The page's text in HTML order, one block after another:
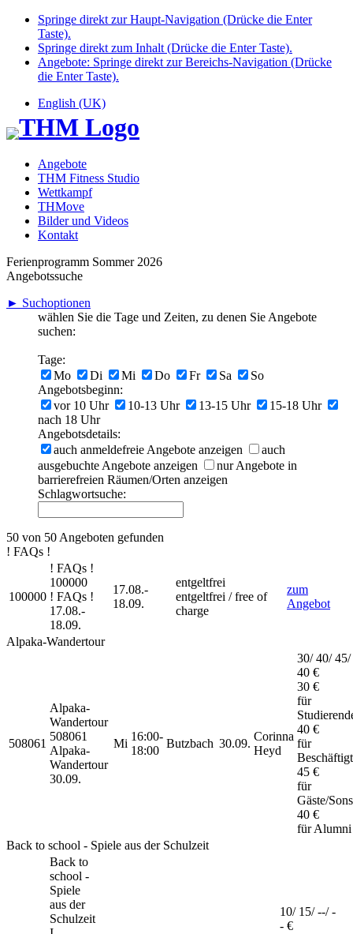
Springe direkt zur Haupt-Navigation (Drücke die Enter
Taste).
Springe direkt zum Inhalt (Drücke die Enter Taste).
Angebote: Springe direkt zur Bereichs-Navigation (Drücke
die Enter Taste).
English (UK)
Angebote
THM Fitness Studio
Wettkampf
THMove
Bilder und Videos
Kontakt
Ferienprogramm Sommer 2026
Angebotssuche
► Suchoptionen
wählen Sie die Tage und Zeiten, zu denen Sie Angebote
suchen:
Tage:
Mo
Di Mi Do Fr Sa
So
Angebotsbeginn:
vor 10 Uhr
10-13 Uhr 13-15 Uhr
15-18 Uhr
nach 18 Uhr
Angebotsdetails:
auch anmeldefreie Angebote anzeigen
auch
ausgebuchte Angebote anzeigen
nur Angebote in
barrierefreien Räumen/Orten anzeigen
Schlagwortsuche:
50 von 50 Angeboten gefunden
! FAQs !
100000
! FAQs !
100000
! FAQs !
17.08.-
18.09.
17.08.-
18.09.
entgeltfrei
entgeltfrei / free of
charge
zum
Angebot
Alpaka-Wandertour
508061
Alpaka-
Wandertour
508061
Alpaka-
Wandertour
30.09.
Mi
16:00-
18:00
Butzbach 30.09.
Corinna
Heyd
30/ 40/ 45/
40 €
30 €
für
40 €
für
45 €
für
Gäste/
40 €
für Alumni
Back to school - Spiele aus der Schulzeit
Back to
school -
Spiele
aus der
Schulzeit
10/ 15/ --/ -
- €